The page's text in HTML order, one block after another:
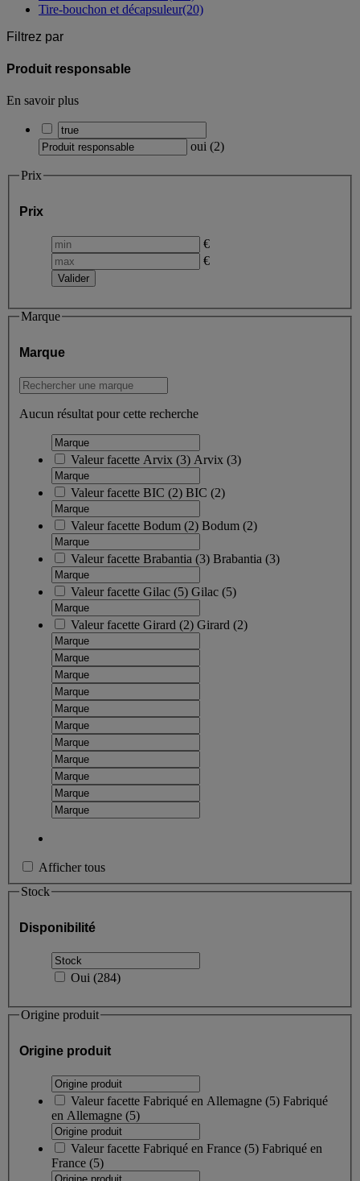
Tire-bouchon et décapsuleur(20)
Filtrez par
Produit responsable
En savoir plus
oui (2)
Prix
Prix
€
€
Marque
Marque
Aucun résultat pour cette recherche
Valeur facette Arvix (3) Arvix (3)
Valeur facette BIC (2) BIC (2)
Valeur facette Bodum (2) Bodum (2)
Valeur facette Brabantia (3) Brabantia (3)
Valeur facette Gilac (5) Gilac (5)
Valeur facette Girard (2) Girard (2)
Afficher tous
Stock
Disponibilité
Oui (284)
Origine produit
Origine produit
Valeur facette Fabriqué en Allemagne (5) Fabriqué
en Allemagne (5)
Valeur facette Fabriqué en France (5) Fabriqué en
France (5)